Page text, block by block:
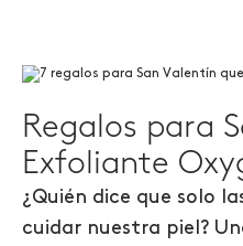
Regalos para
Exfoliante
¿Quién dice que solo
cuidar nuestra piel?